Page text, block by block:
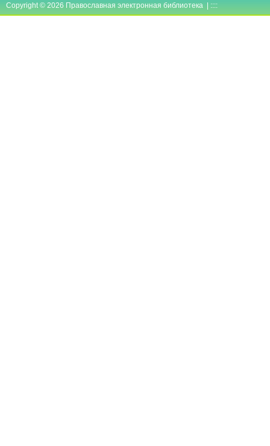
Copyright © 2026 Православная электронная библиотека | ::::